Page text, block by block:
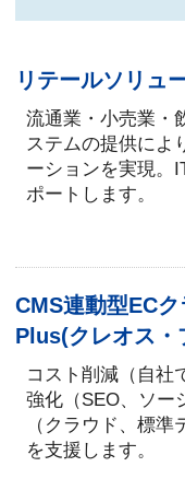
リテールソリュ
流通業・小売業・
ステムの提供によ
ーションを実現。
ポートします。
CMS連動型EC
Plus(クレオス・
コスト削減（自社
強化（SEO、ソー
（クラウド、標
を支援します。